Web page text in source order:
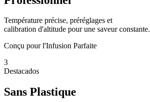
Température précise, préréglages et
calibration d'altitude pour une saveur constante.
Conçu pour l'Infusion Parfaite
3
Destacados
Sans Plastique